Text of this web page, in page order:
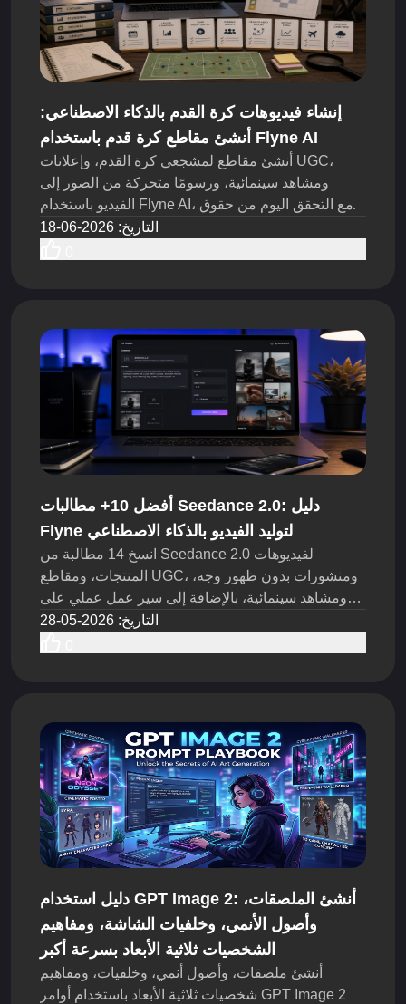
إنشاء فيديوهات كرة القدم بالذكاء الاصطناعي:
أنشئ مقاطع كرة قدم باستخدام Flyne AI
أنشئ مقاطع لمشجعي كرة القدم، وإعلانات UGC،
ومشاهد سينمائية، ورسومًا متحركة من الصور إلى
الفيديو باستخدام Flyne AI، مع التحقق اليوم من حقوق
التاريخ:
2026-06-18
أفضل 10+ مطالبات Seedance 2.0: دليل
Flyne لتوليد الفيديو بالذكاء الاصطناعي
انسخ 14 مطالبة من Seedance 2.0 لفيديوهات
المنتجات، ومقاطع UGC، ومنشورات بدون ظهور وجه،
ومشاهد سينمائية، بالإضافة إلى سير عمل عملي على
التاريخ:
2026-05-28
دليل استخدام GPT Image 2: أنشئ الملصقات،
وأصول الأنمي، وخلفيات الشاشة، ومفاهيم
الشخصيات ثلاثية الأبعاد بسرعة أكبر
أنشئ ملصقات، وأصول أنمي، وخلفيات، ومفاهيم
شخصيات ثلاثية الأبعاد باستخدام أوامر GPT Image 2